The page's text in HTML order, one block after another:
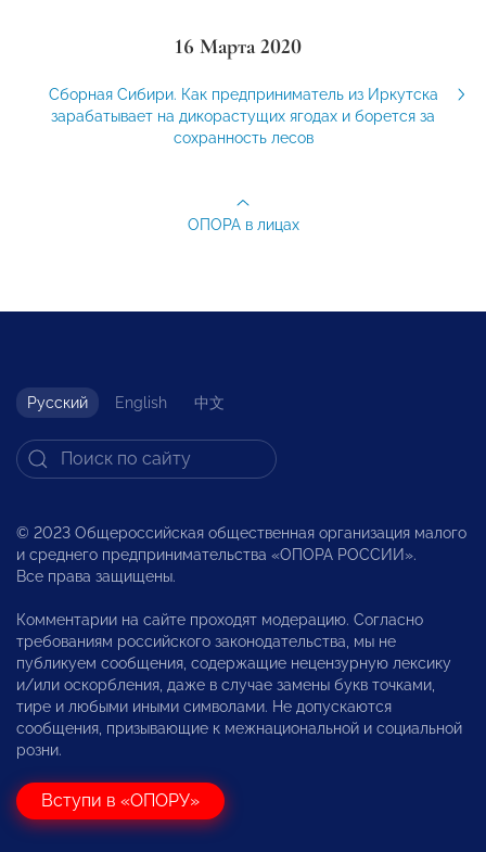
16 Марта 2020
Сборная Сибири. Как предприниматель из Иркутска
зарабатывает на дикорастущих ягодах и борется за
сохранность лесов
ОПОРА в лицах
Русский English 中文
© 2023 Общероссийская общественная организация малого
и среднего предпринимательства «ОПОРА РОССИИ».
Все права защищены.
Комментарии на сайте проходят модерацию. Согласно
требованиям российского законодательства, мы не
публикуем сообщения, содержащие нецензурную лексику
и/или оскорбления, даже в случае замены букв точками,
тире и любыми иными символами. Не допускаются
сообщения, призывающие к межнациональной и социальной
розни.
Вступи в «ОПОРУ»